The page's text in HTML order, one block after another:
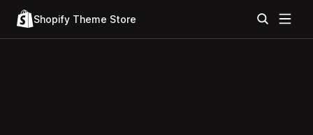
Shopify Theme Store